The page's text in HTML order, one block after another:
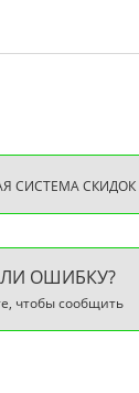
СИСТEМА СКИДОК
ОШИБКУ?
чтобы сообщить